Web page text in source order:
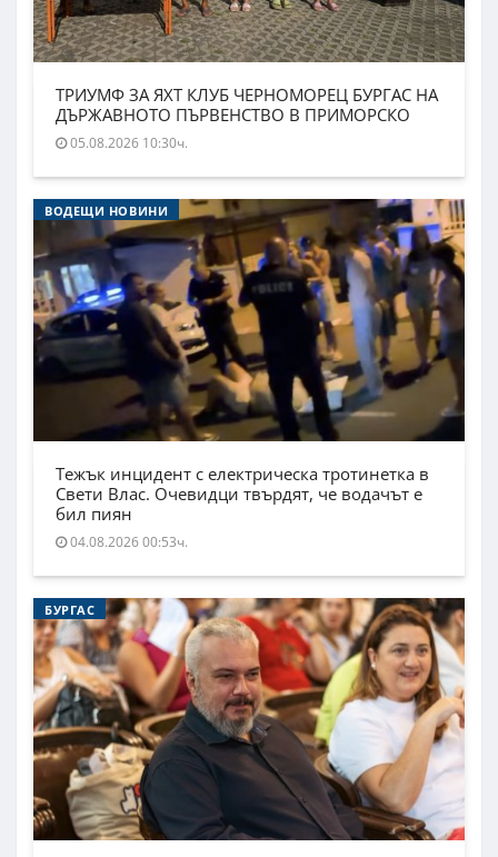
ТРИУМФ ЗА ЯХТ КЛУБ ЧЕРНОМОРЕЦ БУРГАС НА
ДЪРЖАВНОТО ПЪРВЕНСТВО В ПРИМОРСКО
05.08.2026 10:30ч.
ВОДЕЩИ НОВИНИ
Тежък инцидент с електрическа тротинетка в
Свети Влас. Очевидци твърдят, че водачът е
бил пиян
04.08.2026 00:53ч.
БУРГАС